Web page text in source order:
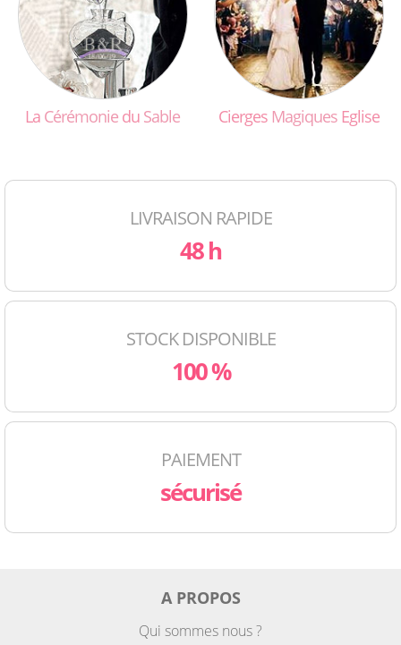
La Cérémonie du Sable Cierges MagiquesEglise
LIVRAISON RAPIDE
48 h
STOCK DISPONIBLE
100 %
PAIEMENT
sécurisé
A PROPOS
Qui sommes nous ?